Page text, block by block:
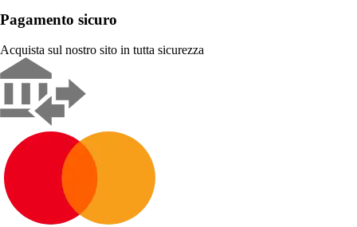
Pagamento sicuro
Acquista sul nostro sito in tutta sicurezza